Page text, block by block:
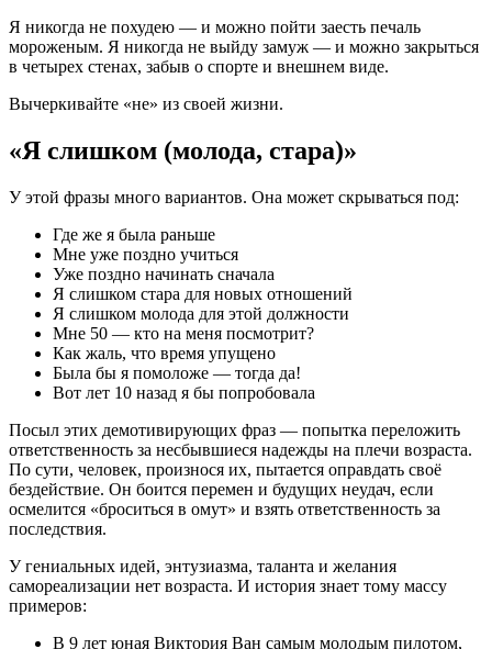
Я никогда не похудею — и можно пойти заесть печаль
мороженым. Я никогда не выйду замуж — и можно закрыться
в четырех стенах, забыв о спорте и внешнем виде.
Вычеркивайте «не» из своей жизни.
«Я слишком (молода, стара)»
У этой фразы много вариантов. Она может скрываться под:
Где же я была раньше
Мне уже поздно учиться
Уже поздно начинать сначала
Я слишком стара для новых отношений
Я слишком молода для этой должности
Мне 50 — кто на меня посмотрит?
Как жаль, что время упущено
Была бы я помоложе — тогда да!
Вот лет 10 назад я бы попробовала
Посыл этих демотивирующих фраз — попытка переложить
ответственность за несбывшиеся надежды на плечи возраста.
По сути, человек, произнося их, пытается оправдать своё
бездействие. Он боится перемен и будущих неудач, если
осмелится «броситься в омут» и взять ответственность за
последствия.
У гениальных идей, энтузиазма, таланта и желания
самореализации нет возраста. И история знает тому массу
примеров:
В 9 лет юная Виктория Ван самым молодым пилотом,